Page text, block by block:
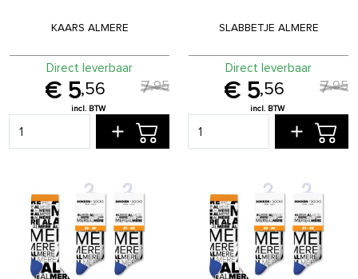
KAARS ALMERE
5,56 7,95
Direct leverbaar
SLABBETJE ALMERE
5,56 7,95
Direct leverbaar